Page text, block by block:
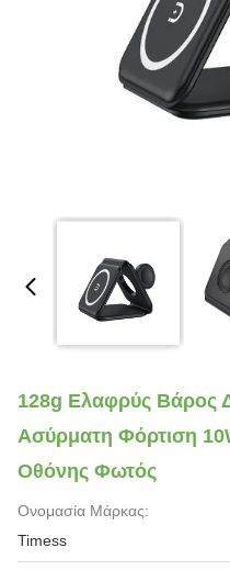
128g Ελαφρύς Βάρος
Ασύρματη Φόρτιση
Οθόνης Φωτός
Ονομασία Μάρκας:
Timess